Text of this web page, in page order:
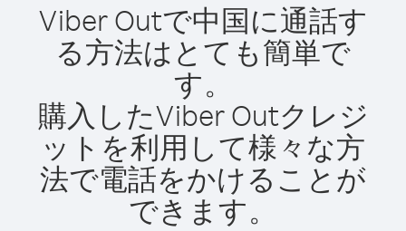
Viber Outで中国に通話す
る方法はとても簡単で
す。
購入したViber Outクレジ
ットを利用して様々な方
法で電話をかけることが
できます。